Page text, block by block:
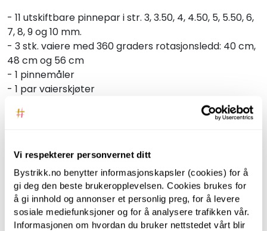
Vi respekterer personvernet ditt
Bystrikk.no benytter informasjonskapsler (cookies) for å
gi deg den beste brukeropplevelsen. Cookies brukes for
å gi innhold og annonser et personlig preg, for å levere
sosiale mediefunksjoner og for å analysere trafikken vår.
Informasjonen om hvordan du bruker nettstedet vårt blir
- 11 utskiftbare pinnepar i str. 3, 3.50, 4, 4.50, 5, 5.50, 6,
7, 8, 9 og 10 mm.
- 3 stk. vaiere med 360 graders rotasjonsledd: 40 cm,
48 cm og 56 cm
- 1 pinnemåler
- 1 par vaierskjøter
- 4 vaiernøkler
- 10 maskemarkører med splitt
- 30 lukkede maskemarkører
- Stoffetui med glidelås til vaiere
- Oppbevaringsetui med Mindful-kolleksjonens
blomster-logo